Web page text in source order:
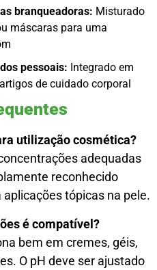
branqueadoras: Misturado
máscaras para uma
pessoais: Integrado em
de cuidado corporal
utilização cosmética?
adequadas
reconhecido
tópicas na pele.
é compatível?
bem em cremes, géis,
O pH deve ser ajustado